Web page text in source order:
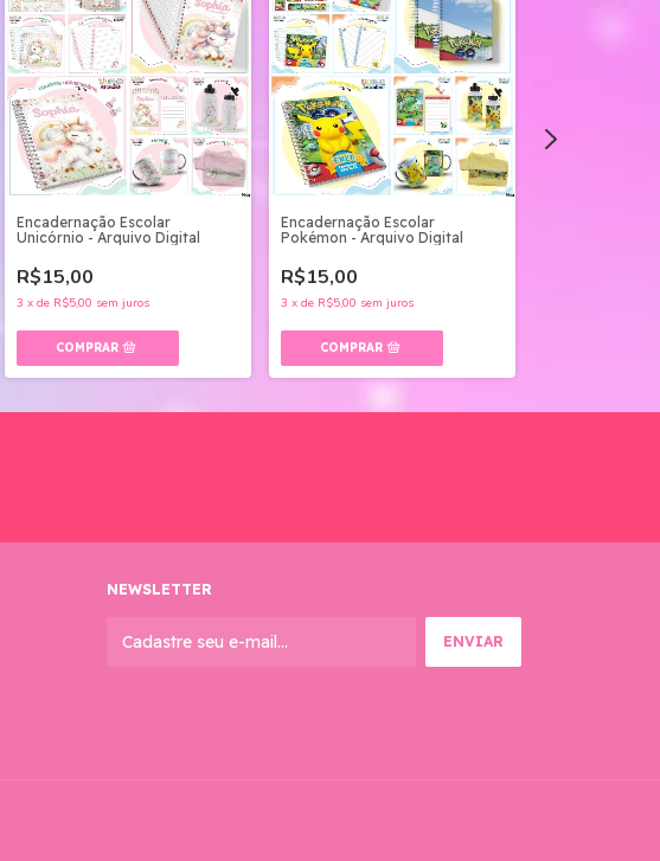
Encadernação Escolar
Unicórnio - Arquivo Digital
R$15,00
3 x de R$5,00 sem juros
Encadernação Escolar
Pokémon - Arquivo Digital
R$15,00
3 x de R$5,00 sem juros
NEWSLETTER